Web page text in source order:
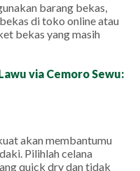
barang bekas,
di toko online atau
bekas yang masih
via Cemoro Sewu:
akan membantumu
Pilihlah celana
quick dry dan tidak